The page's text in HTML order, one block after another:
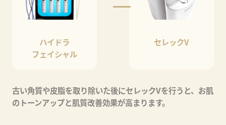
ハイドラ
フェイシャル
医療脱毛
クレンジングや洗顔では落としきれない角栓や皮脂汚れを
脱毛前に除去することで、医療レーザーが肌に均一に届き